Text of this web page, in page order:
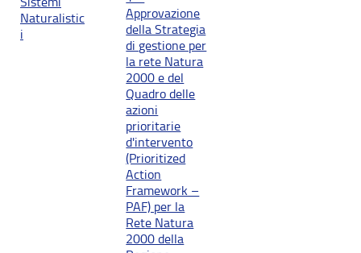
Naturalistic
i
Approvazione
della Strategia
di gestione per
la rete Natura
2000 e del
Quadro delle
azioni
prioritarie
d'intervento
(Prioritized
Action
Framework –
PAF) per la
Rete Natura
2000 della